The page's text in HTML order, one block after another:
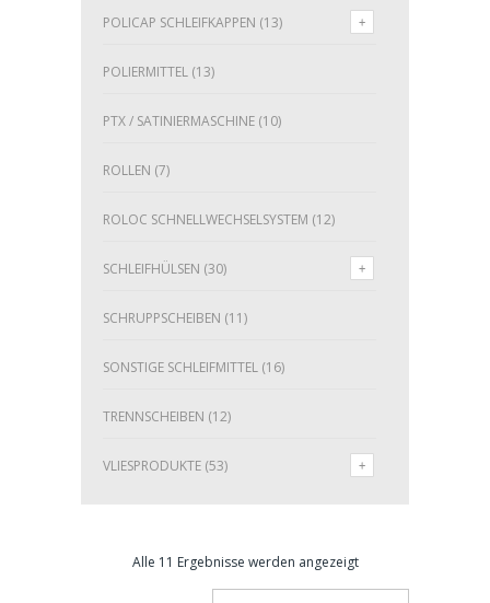
POLICAP SCHLEIFKAPPEN (13)
POLIERMITTEL (13)
PTX / SATINIERMASCHINE (10)
ROLLEN (7)
ROLOC SCHNELLWECHSELSYSTEM (12)
SCHLEIFHÜLSEN (30)
SCHRUPPSCHEIBEN (11)
SONSTIGE SCHLEIFMITTEL (16)
TRENNSCHEIBEN (12)
VLIESPRODUKTE (53)
Alle 11 Ergebnisse werden angezeigt